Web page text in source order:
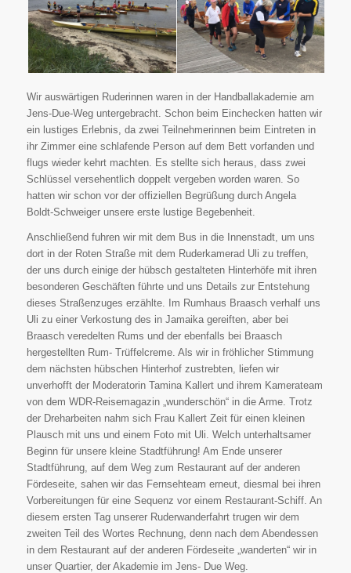
Wir auswärtigen Ruderinnen waren in der Handballakademie am
Jens-Due-Weg untergebracht. Schon beim Einchecken hatten wir
ein lustiges Erlebnis, da zwei Teilnehmerinnen beim Eintreten in
ihr Zimmer eine schlafende Person auf dem Bett vorfanden und
flugs wieder kehrt machten. Es stellte sich heraus, dass zwei
Schlüssel versehentlich doppelt vergeben worden waren. So
hatten wir schon vor der offiziellen Begrüßung durch Angela
Boldt-Schweiger unsere erste lustige Begebenheit.
Anschließend fuhren wir mit dem Bus in die Innenstadt, um uns
dort in der Roten Straße mit dem Ruderkamerad Uli zu treffen,
der uns durch einige der hübsch gestalteten Hinterhöfe mit ihren
besonderen Geschäften führte und uns Details zur Entstehung
dieses Straßenzuges erzählte. Im Rumhaus Braasch verhalf uns
Uli zu einer Verkostung des in Jamaika gereiften, aber bei
Braasch veredelten Rums und der ebenfalls bei Braasch
hergestellten Rum- Trüffelcreme. Als wir in fröhlicher Stimmung
dem nächsten hübschen Hinterhof zustrebten, liefen wir
unverhofft der Moderatorin Tamina Kallert und ihrem Kamerateam
von dem WDR-Reisemagazin „wunderschön“ in die Arme. Trotz
der Dreharbeiten nahm sich Frau Kallert Zeit für einen kleinen
Plausch mit uns und einem Foto mit Uli. Welch unterhaltsamer
Beginn für unsere kleine Stadtführung! Am Ende unserer
Stadtführung, auf dem Weg zum Restaurant auf der anderen
Fördeseite, sahen wir das Fernsehteam erneut, diesmal bei ihren
Vorbereitungen für eine Sequenz vor einem Restaurant-Schiff. An
diesem ersten Tag unserer Ruderwanderfahrt trugen wir dem
zweiten Teil des Wortes Rechnung, denn nach dem Abendessen
in dem Restaurant auf der anderen Fördeseite „wanderten“ wir in
unser Quartier, der Akademie im Jens- Due Weg.